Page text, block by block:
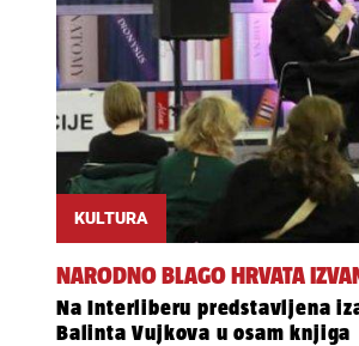
KULTURA
NARODNO BLAGO HRVATA
Na Interliberu predstavljena
Balinta Vujkova u osam knjiga